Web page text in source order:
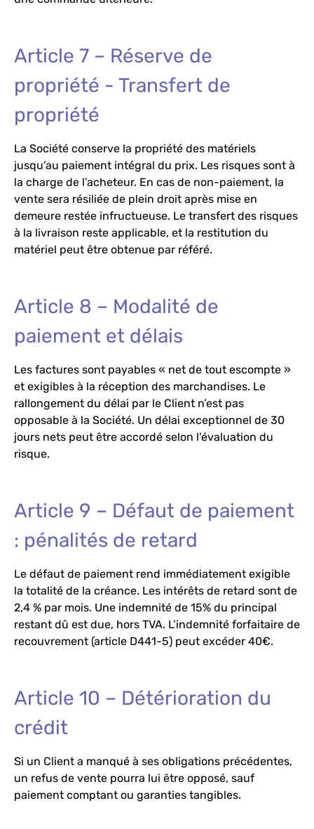
Article 7 – Réserve de
propriété - Transfert de
propriété
La Société conserve la propriété des matériels
jusqu’au paiement intégral du prix. Les risques sont à
la charge de l’acheteur. En cas de non-paiement, la
vente sera résiliée de plein droit après mise en
demeure restée infructueuse. Le transfert des risques
à la livraison reste applicable, et la restitution du
matériel peut être obtenue par référé.
Article 8 – Modalité de
paiement et délais
Les factures sont payables « net de tout escompte »
et exigibles à la réception des marchandises. Le
rallongement du délai par le Client n’est pas
opposable à la Société. Un délai exceptionnel de 30
jours nets peut être accordé selon l’évaluation du
risque.
Article 9 – Défaut de paiement
: pénalités de retard
Le défaut de paiement rend immédiatement exigible
la totalité de la créance. Les intérêts de retard sont de
2,4 % par mois. Une indemnité de 15% du principal
restant dû est due, hors TVA. L’indemnité forfaitaire de
recouvrement (article D441-5) peut excéder 40€.
Article 10 – Détérioration du
crédit
Si un Client a manqué à ses obligations précédentes,
un refus de vente pourra lui être opposé, sauf
paiement comptant ou garanties tangibles.